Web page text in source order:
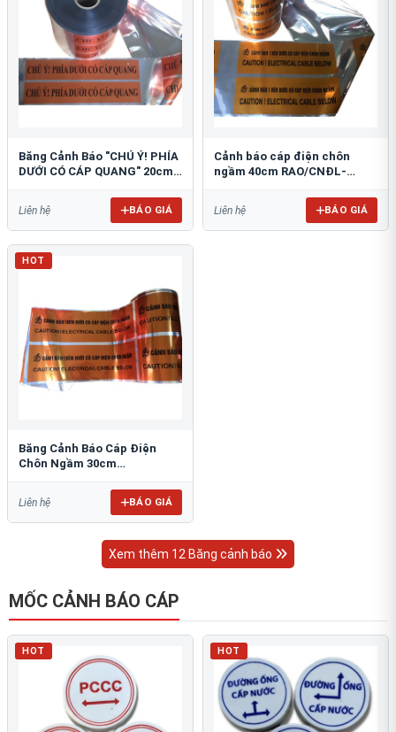
Băng Cảnh Báo "CHÚ Ý! PHÍA
DƯỚI CÓ CÁP QUANG" 20cm
Liên hệ BÁO GIÁ
Cảnh báo cáp điện chôn
ngầm 40cm RAO/CNĐL-
Liên hệ BÁO GIÁ
HOT
Băng Cảnh Báo Cáp Điện
Chôn Ngầm 30cm
Liên hệ BÁO GIÁ
Xem thêm 12 Băng cảnh báo
MỐC CẢNH BÁO CÁP
HOT HOT